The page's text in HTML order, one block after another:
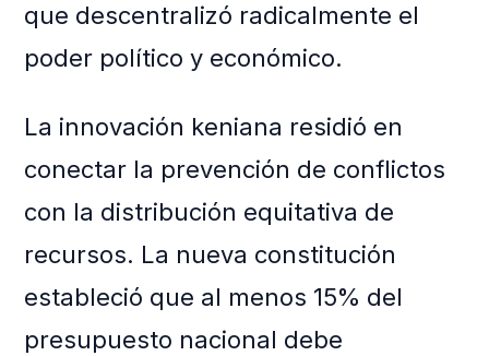
que descentralizó radicalmente el
poder político y económico.
La innovación keniana residió en
conectar la prevención de conflictos
con la distribución equitativa de
recursos. La nueva constitución
estableció que al menos 15% del
presupuesto nacional debe